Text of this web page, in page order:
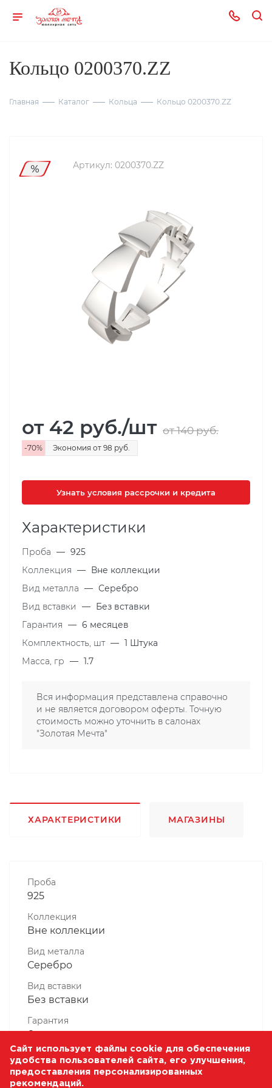
Кольцо 0200370.ZZ
Главная Каталог Кольца Кольцо 0200370.ZZ
Артикул: 0200370.ZZ
от 42 руб./шт от 140руб.
-70% Экономия от 98 руб.
Узнать условия рассрочки и кредита
Характеристики
Проба — 925
Коллекция — Вне коллекции
Вид металла — Серебро
Вид вставки
— Без вставки
Гарантия — 6 месяцев
Комплектность, шт — 1 Штука
Масса, гр — 1.7
Вся информация представлена справочно
и не является договором оферты. Точную
стоимость можно уточнить в салонах
"Золотая Мечта"
ХАРАКТЕРИСТИКИ МАГАЗИНЫ
Проба
925
Коллекция
Вне коллекции
Вид металла
Серебро
Вид вставки
Без вставки
Гарантия
6 месяцев
Комплектность, шт
1 Штука
Сайт использует файлы cookie для обеспечения
удобства пользователей сайта, его улучшения,
предоставления персонализированных
рекомендаций.